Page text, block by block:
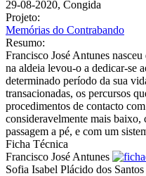
29-08-2020, Congida
Projeto:
Memórias do Contrabando
Resumo:
Francisco José Antunes
na aldeia levou-o a dedicar-se
determinado período da sua
transacionadas, os percursos
procedimentos de contacto
consideravelmente mais baixo,
passagem a pé, e com um
Ficha Técnica
Francisco José Antunes
Sofia Isabel Plácido dos